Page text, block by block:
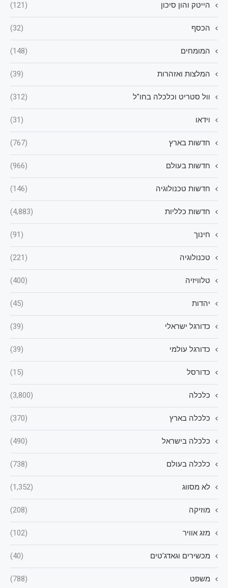
הייטק והון סיכון (121)
הכסף (32)
המומחים (148)
המלצות ואזהרות (39)
וול סטריט וכלכלה בחו"ל (312)
וידאו (31)
חדשות בארץ (767)
חדשות בעולם (966)
חדשות טכנולוגיה (146)
חדשות כלליות (4,883)
חינוך (91)
טכנולוגיה (221)
טלוויזיה (400)
יהדות (45)
כדורגל ישראלי (39)
כדורגל עולמי (39)
כדורסל (15)
כלכלה (3,800)
כלכלה בארץ (370)
כלכלה בישראל (490)
כלכלה בעולם (738)
לא מסווג (1,352)
מוזיקה (208)
מזג אוויר (102)
מכשירים וגאדג'טים (40)
משפט (788)